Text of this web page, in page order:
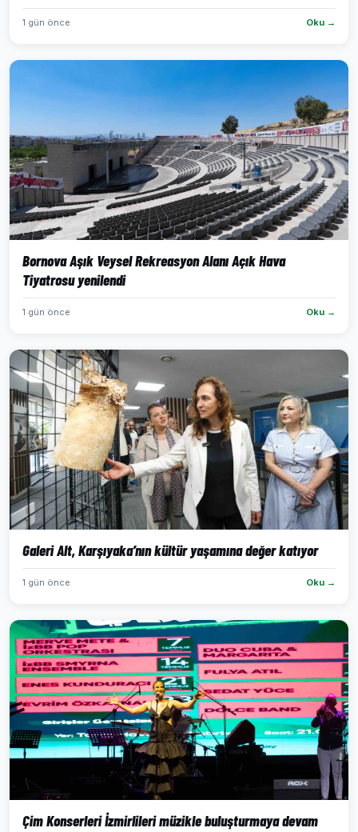
1 gün önce Oku →
Bornova Aşık Veysel Rekreasyon Alanı Açık Hava
Tiyatrosu yenilendi
1 gün önce Oku →
Galeri Alt, Karşıyaka’nın kültür yaşamına değer katıyor
1 gün önce Oku →
Çim Konserleri İzmirlileri müzikle buluşturmaya devam